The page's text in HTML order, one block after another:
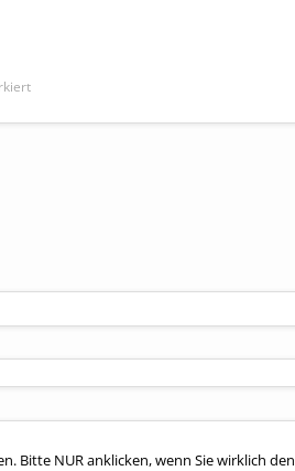
Bitte NUR anklicken, wenn Sie wirklich den